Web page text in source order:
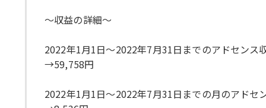
〜収益の詳細〜
2022年1月1日〜2022年7月31日までのアドセンス
→59,758円
2022年1月1日〜2022年7月31日までの月のアドセ